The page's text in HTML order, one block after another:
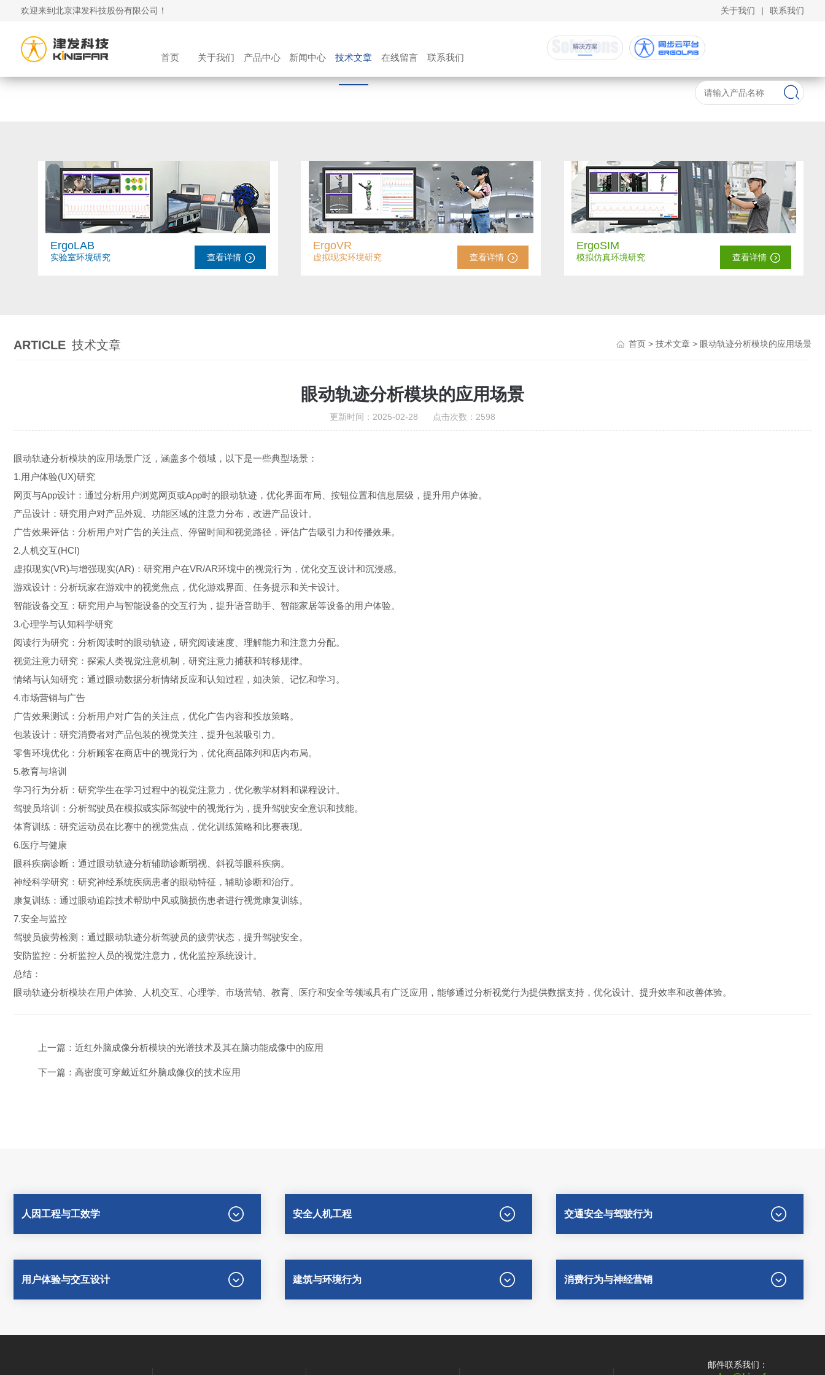
欢迎来到北京津发科技股份有限公司！ 关于我们 | 联系我们
首页 关于我们 产品中心 新闻中心 技术文章 在线留言 联系我们
ErgoLAB
实验室环境研究 查看详情
ErgoVR
虚拟现实环境研究 查看详情
ErgoSIM
模拟仿真环境研究 查看详情
ARTICLE 技术文章 首页 > 技术文章 > 眼动轨迹分析模块的应用场景
眼动轨迹分析模块的应用场景
更新时间：2025-02-28 点击次数：2598
眼动轨迹分析模块的应用场景广泛，涵盖多个领域，以下是一些典型场景：
1.用户体验(UX)研究
网页与App设计：通过分析用户浏览网页或App时的眼动轨迹，优化界面布局、按钮位置和信息层级，提升用户体验。
产品设计：研究用户对产品外观、功能区域的注意力分布，改进产品设计。
广告效果评估：分析用户对广告的关注点、停留时间和视觉路径，评估广告吸引力和传播效果。
2.人机交互(HCI)
虚拟现实(VR)与增强现实(AR)：研究用户在VR/AR环境中的视觉行为，优化交互设计和沉浸感。
游戏设计：分析玩家在游戏中的视觉焦点，优化游戏界面、任务提示和关卡设计。
智能设备交互：研究用户与智能设备的交互行为，提升语音助手、智能家居等设备的用户体验。
3.心理学与认知科学研究
阅读行为研究：分析阅读时的眼动轨迹，研究阅读速度、理解能力和注意力分配。
视觉注意力研究：探索人类视觉注意机制，研究注意力捕获和转移规律。
情绪与认知研究：通过眼动数据分析情绪反应和认知过程，如决策、记忆和学习。
4.市场营销与广告
广告效果测试：分析用户对广告的关注点，优化广告内容和投放策略。
包装设计：研究消费者对产品包装的视觉关注，提升包装吸引力。
零售环境优化：分析顾客在商店中的视觉行为，优化商品陈列和店内布局。
5.教育与培训
学习行为分析：研究学生在学习过程中的视觉注意力，优化教学材料和课程设计。
驾驶员培训：分析驾驶员在模拟或实际驾驶中的视觉行为，提升驾驶安全意识和技能。
体育训练：研究运动员在比赛中的视觉焦点，优化训练策略和比赛表现。
6.医疗与健康
眼科疾病诊断：通过眼动轨迹分析辅助诊断弱视、斜视等眼科疾病。
神经科学研究：研究神经系统疾病患者的眼动特征，辅助诊断和治疗。
康复训练：通过眼动追踪技术帮助中风或脑损伤患者进行视觉康复训练。
7.安全与监控
驾驶员疲劳检测：通过眼动轨迹分析驾驶员的疲劳状态，提升驾驶安全。
安防监控：分析监控人员的视觉注意力，优化监控系统设计。
总结：
眼动轨迹分析模块在用户体验、人机交互、心理学、市场营销、教育、医疗和安全等领域具有广泛应用，能够通过分析视觉行为提供数据支持，优化设计、提升效率和改善体验。
上一篇： 近红外脑成像分析模块的光谱技术及其在脑功能成像中的应用
下一篇： 高密度可穿戴近红外脑成像仪的技术应用
人因工程与工效学 安全人机工程 交通安全与驾驶行为
用户体验与交互设计 建筑与环境行为 消费行为与神经营销
邮件联系我们：